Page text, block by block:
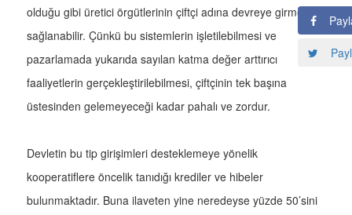
olduğu gibi üretici örgütlerinin çiftçi adına devreye girmesi ile
sağlanabilir. Çünkü bu sistemlerin işletilebilmesi ve
pazarlamada yukarıda sayılan katma değer arttırıcı
faaliyetlerin gerçekleştirilebilmesi, çiftçinin tek başına
üstesinden gelemeyeceği kadar pahalı ve zordur.
Devletin bu tip girişimleri desteklemeye yönelik
kooperatiflere öncelik tanıdığı krediler ve hibeler
bulunmaktadır. Buna ilaveten yine neredeyse yüzde 50’sini